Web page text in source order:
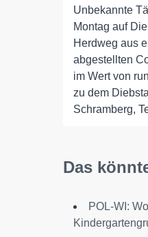
Unbekannte
Montag auf
Herdweg aus
abgestellten
im Wert von
zu dem
Schramberg,
Das
POL-WI: